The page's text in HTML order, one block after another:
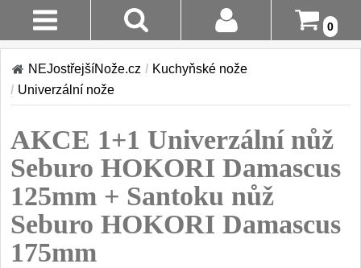
0
Stav
Objednávky
Registrace
Doručení A
Platba
Vrácení Do
Akce!
Kuchyňské nože
Sady kuchyňských nožů
Šéfkuchařské nože
Univerzální nože 50
Nože na ovoce a
NEJostřejšíNože.cz / Kuchyňské nože
/ Univerzální nože
AKCE 1+1 Univerzální nůž
Seburo HOKORI Damascus
125mm + Santoku nůž
Seburo HOKORI Damascus
175mm